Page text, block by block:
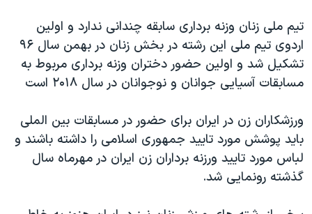
تیم ملی زنان وزنه برداری سابقه چندانی ندارد و اولین
اردوی تیم ملی این رشته در بخش زنان در بهمن سال ۹۶
تشکیل شد و اولین حضور دختران وزنه برداری مربوط به
مسابقات آسیایی جوانان و نوجوانان در سال ۲۰۱۸ است
ورزشکاران زن در ایران برای حضور در مسابقات بین الملی
باید پوشش مورد تایید جمهوری اسلامی را داشته باشند و
لباس مورد تایید ورزنه برداران زن ایران در مهرماه سال
گذشته رونمایی شد.